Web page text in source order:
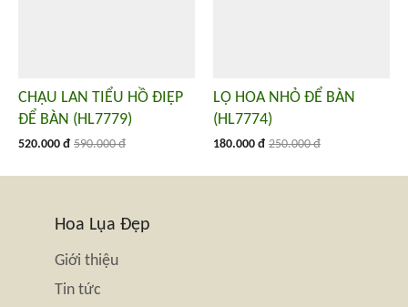
CHẬU LAN TIỂU HỒ ĐIỆP
ĐỂ BÀN (HL7779)
520.000 đ 590.000 đ
LỌ HOA NHỎ ĐỂ BÀN
(HL7774)
180.000 đ 250.000 đ
Hoa Lụa Đẹp
Giới thiệu
Tin tức